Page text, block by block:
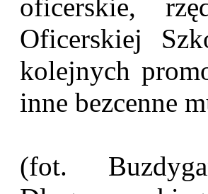
oficerskie,
Oficerskiej
kolejnych
inne bezcenne
(fot.